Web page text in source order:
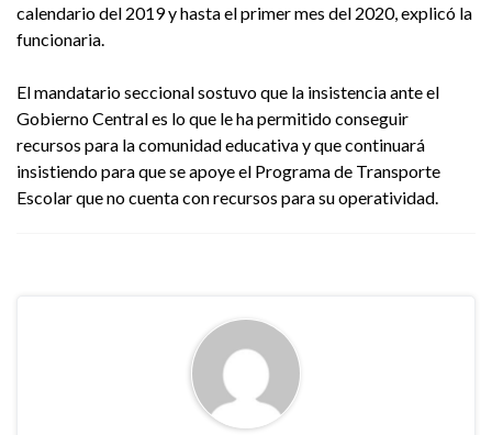
calendario del 2019 y hasta el primer mes del 2020, explicó la
funcionaria.
El mandatario seccional sostuvo que la insistencia ante el
Gobierno Central es lo que le ha permitido conseguir
recursos para la comunidad educativa y que continuará
insistiendo para que se apoye el Programa de Transporte
Escolar que no cuenta con recursos para su operatividad.